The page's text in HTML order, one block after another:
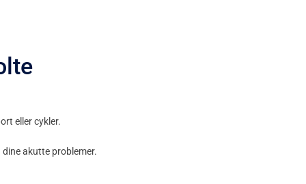
eller cykler.
akutte problemer.